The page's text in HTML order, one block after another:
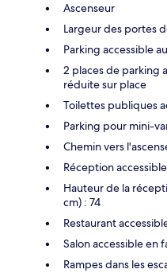
Ascenseur
Largeur des portes
Parking accessible
2 places de parking
réduite sur place
Toilettes publiques
Parking pour mini-
Chemin vers
Réception
Hauteur de la
cm) : 74
Restaurant
Salon accessible en
Rampes dans les